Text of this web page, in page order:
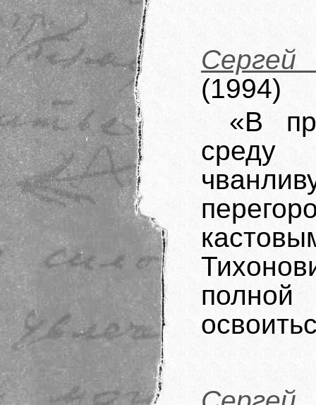
Сергей
(1994)
«В
среду